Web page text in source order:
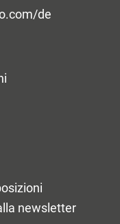
de
newsletter